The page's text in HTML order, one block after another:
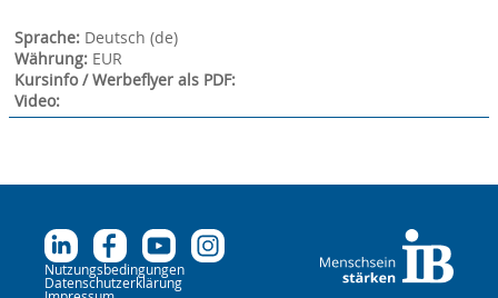
Sprache: Deutsch ‎(de)‎
Währung: EUR
Kursinfo / Werbeflyer als PDF:
Video:
Nutzungsbedingungen
Datenschutzerklärung